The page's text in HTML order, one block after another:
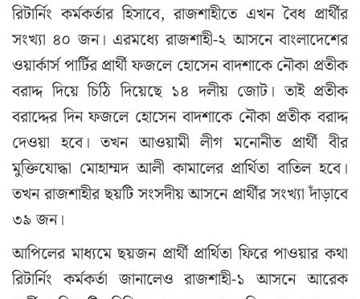
রিটার্নিং কর্মকর্তার হিসাবে, রাজশাহীতে এখন বৈধ প্রার্থীর
সংখ্যা ৪০ জন। এরমধ্যে রাজশাহী-২ আসনে বাংলাদেশের
ওয়ার্কার্স পার্টির প্রার্থী ফজলে হোসেন বাদশাকে নৌকা প্রতীক
বরাদ্দ দিয়ে চিঠি দিয়েছে ১৪ দলীয় জোট। তাই প্রতীক
বরাদ্দের দিন ফজলে হোসেন বাদশাকে নৌকা প্রতীক বরাদ্দ
দেওয়া হবে। তখন আওয়ামী লীগ মনোনীত প্রার্থী বীর
মুক্তিযোদ্ধা মোহাম্মদ আলী কামালের প্রার্থিতা বাতিল হবে।
তখন রাজশাহীর ছয়টি সংসদীয় আসনে প্রার্থীর সংখ্যা দাঁড়াবে
৩৯ জন।
আপিলের মাধ্যমে ছয়জন প্রার্থী প্রার্থিতা ফিরে পাওয়ার কথা
রিটার্নিং কর্মকর্তা জানালেও রাজশাহী-১ আসনে আরেক